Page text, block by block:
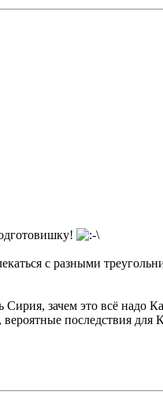
с разными
Сирия, зачем это всё
последствия для